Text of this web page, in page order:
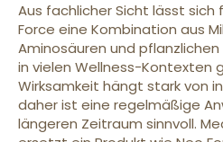
Aus fachlicher Sicht lässt
Force eine Kombination aus
Aminosäuren und
in vielen Wellness-Kontexten
Wirksamkeit hängt stark von
daher ist eine regelmäßige
längeren Zeitraum sinnvoll.